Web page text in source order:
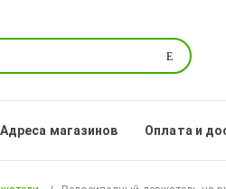
Поиск
Адреса магазинов Оплата и